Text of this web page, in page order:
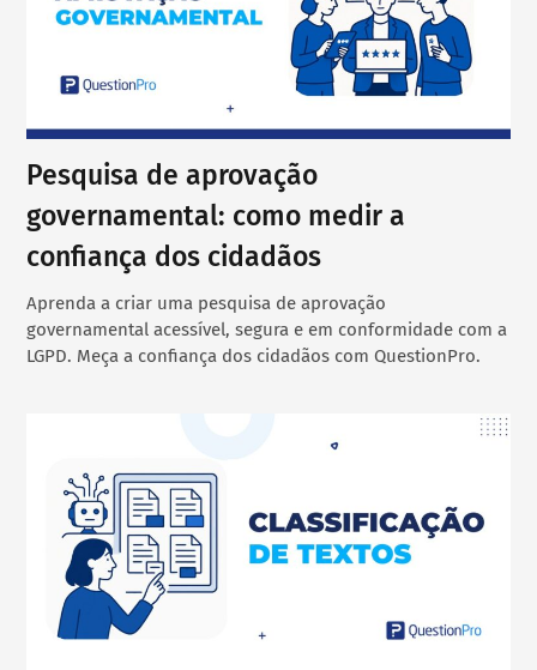
Pesquisa de aprovação
governamental: como medir a
confiança dos cidadãos
Aprenda a criar uma pesquisa de aprovação
governamental acessível, segura e em conformidade com a
LGPD. Meça a confiança dos cidadãos com QuestionPro.